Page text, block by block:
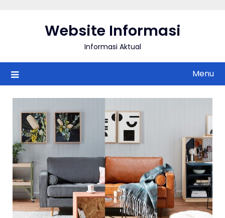
Website Informasi
Informasi Aktual
Menu